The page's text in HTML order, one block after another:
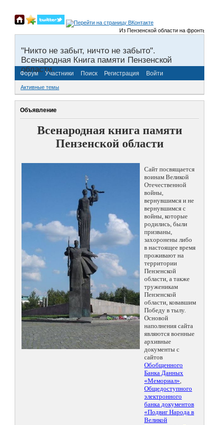
Из Пензенской области на фронты
"Никто не забыт, ничто не забыто".
Всенародная Книга памяти Пензенской
области.
Форум Участники Поиск Регистрация Войти
Активные темы
Объявление
Всенародная книга памяти
Пензенской области
Сайт посвящается
воинам Великой
Отечественной
войны,
вернувшимся и не
вернувшимся с
войны, которые
родились, были
призваны,
захоронены либо
в настоящее время
проживают на
территории
Пензенской
области, а также
труженикам
Пензенской
области, ковавшим
Победу в тылу.
Основой
наполнения сайта
являются военные
архивные
документы с
сайтов
Обобщенного
Банка Данных
«Мемориал»,
Общедоступного
электронного
банка документов
«Подвиг Народа в
Великой